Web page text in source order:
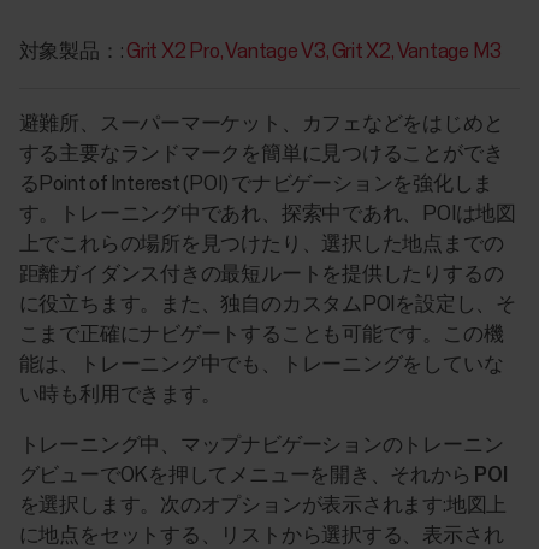
対象製品：: Grit X2 Pro Vantage V3 Grit X2 Vantage M3
避難所、スーパーマーケット、カフェなどをはじめと
する主要なランドマークを簡単に見つけることができ
るPoint of Interest (POI) でナビゲーションを強化しま
す。トレーニング中であれ、探索中であれ、POIは地図
上でこれらの場所を見つけたり、選択した地点までの
距離ガイダンス付きの最短ルートを提供したりするの
に役立ちます。また、独自のカスタムPOIを設定し、そ
こまで正確にナビゲートすることも可能です。この機
能は、トレーニング中でも、トレーニングをしていな
い時も利用できます。
トレーニング中、マップナビゲーションのトレーニン
グビューでOKを押してメニューを開き、それから POI
を選択します。次のオプションが表示されます:地図上
に地点をセットする 、 リストから選択する、 表示され